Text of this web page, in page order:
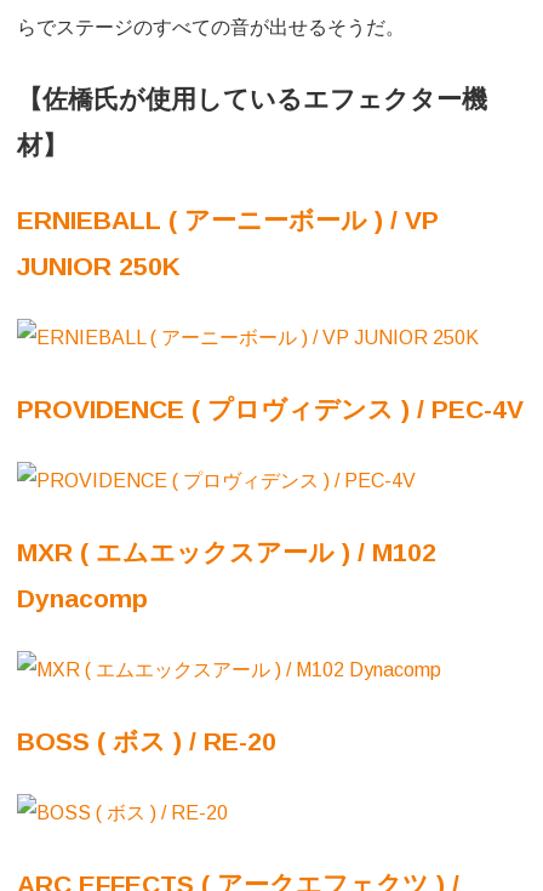
らでステージのすべての音が出せるそうだ。
【佐橋氏が使用しているエフェクター機
材】
ERNIEBALL ( アーニーボール ) / VP
JUNIOR 250K
PROVIDENCE ( プロヴィデンス ) / PEC-4V
MXR ( エムエックスアール ) / M102
Dynacomp
BOSS ( ボス ) / RE-20
ARC EFFECTS ( アークエフェクツ ) /